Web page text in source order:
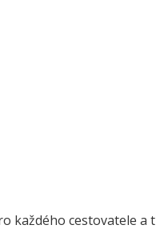
každého cestovatele